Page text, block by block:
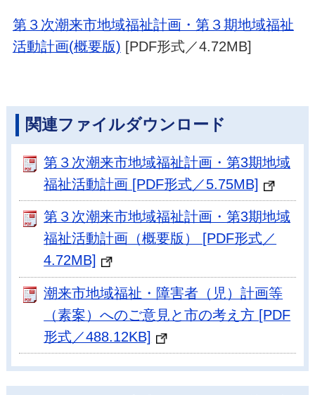
第３次潮来市地域福祉計画・第３期地域福祉
活動計画(概要版) [PDF形式／4.72MB]
関連ファイルダウンロード
第３次潮来市地域福祉計画・第3期地域
福祉活動計画 [PDF形式／5.75MB]
第３次潮来市地域福祉計画・第3期地域
福祉活動計画（概要版） [PDF形式／
4.72MB]
潮来市地域福祉・障害者（児）計画等
（素案）へのご意見と市の考え方 [PDF
形式／488.12KB]